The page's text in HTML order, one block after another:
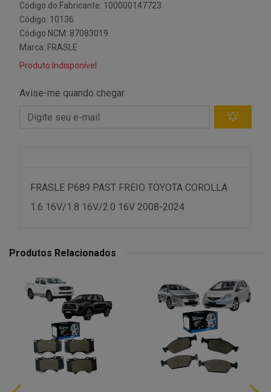
Código do Fabricante: 100000147723
Código: 10136
Código NCM: 87083019
Marca: FRASLE
Produto Indisponível
Avise-me quando chegar
FRASLE P689 PAST FREIO TOYOTA COROLLA
1.6 16V/1.8 16V/2.0 16V 2008-2024
Produtos Relacionados